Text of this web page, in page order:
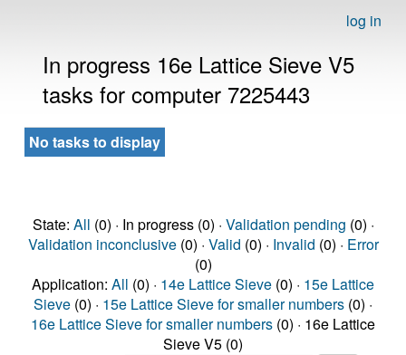
log in
In progress 16e Lattice Sieve V5
tasks for computer 7225443
No tasks to display
State: All (0) · In progress (0) · Validation pending (0) ·
Validation inconclusive(0) · Valid (0) · Invalid (0) · Error
(0)
Application: All (0) · 14e Lattice Sieve (0) · 15e Lattice
Sieve (0) · 15e Lattice Sieve for smaller numbers (0) ·
16e Lattice Sieve for smaller numbers (0) · 16e Lattice
Sieve V5 (0)